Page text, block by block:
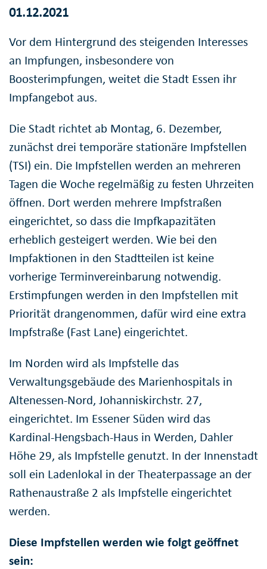
01.12.2021
Vor dem Hintergrund des steigenden Interesses
an Impfungen, insbesondere von
Boosterimpfungen, weitet die Stadt Essen ihr
Impfangebot aus.
Die Stadt richtet ab Montag, 6. Dezember,
zunächst drei temporäre stationäre Impfstellen
(TSI) ein. Die Impfstellen werden an mehreren
Tagen die Woche regelmäßig zu festen Uhrzeiten
öffnen. Dort werden mehrere Impfstraßen
eingerichtet, so dass die Impfkapazitäten
erheblich gesteigert werden. Wie bei den
Impfaktionen in den Stadtteilen ist keine
vorherige Terminvereinbarung notwendig.
Erstimpfungen werden in den Impfstellen mit
Priorität drangenommen, dafür wird eine extra
Impfstraße (Fast Lane) eingerichtet.
Im Norden wird als Impfstelle das
Verwaltungsgebäude des Marienhospitals in
Altenessen-Nord, Johanniskirchstr. 27,
eingerichtet. Im Essener Süden wird das
Kardinal-Hengsbach-Haus in Werden, Dahler
Höhe 29, als Impfstelle genutzt. In der Innenstadt
soll ein Ladenlokal in der Theaterpassage an der
Rathenaustraße 2 als Impfstelle eingerichtet
werden.
Diese Impfstellen werden wie folgt geöffnet
sein: